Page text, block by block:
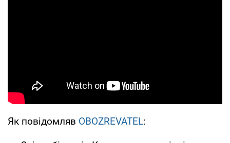
Як повідомляв OBOZREVATEL: